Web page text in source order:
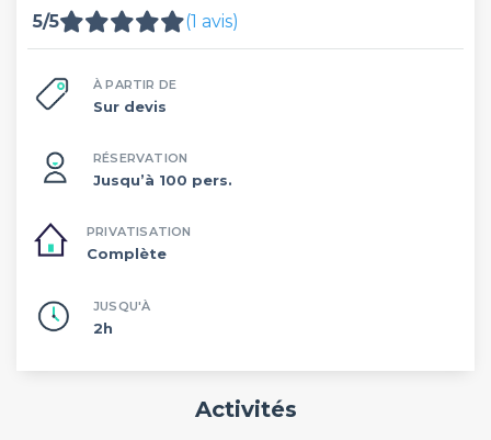
5/5 (1 avis)
À PARTIR DE
Sur devis
RÉSERVATION
Jusqu’à 100 pers.
PRIVATISATION
Complète
JUSQU'À
2h
Activités